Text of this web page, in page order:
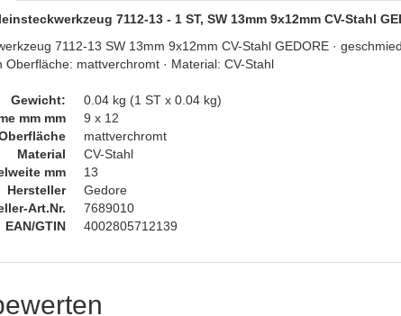
7112-13 - 1 ST, SW 13mm 9x12mm CV-Stahl
7112-13 SW 13mm 9x12mm CV-Stahl GEDORE ·
Oberfläche: mattverchromt · Material: CV-Stahl
Gewicht:
0.04 kg (1 ST x 0.04 kg)
mm mm
9 x 12
mattverchromt
Material
CV-Stahl
mm
13
Hersteller
Gedore
Art.Nr.
7689010
EAN/GTIN
4002805712139